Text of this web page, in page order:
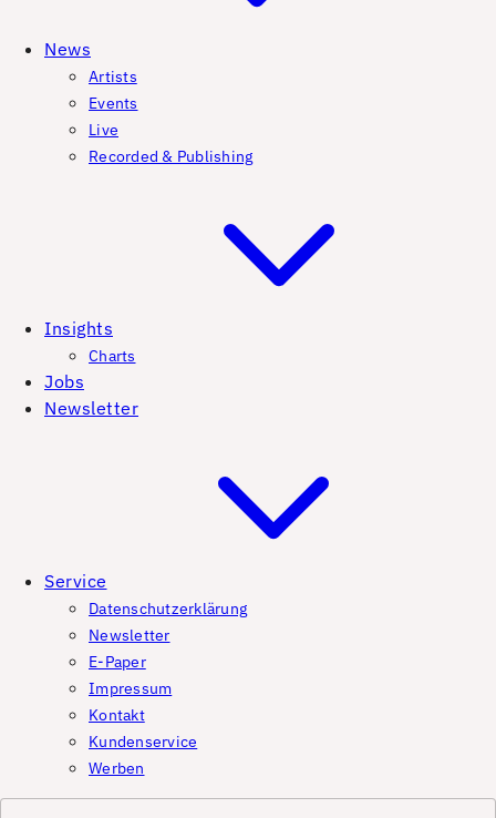
News
Artists
Events
Live
Recorded & Publishing
Insights
Charts
Jobs
Newsletter
Service
Datenschutzerklärung
Newsletter
E-Paper
Impressum
Kontakt
Kundenservice
Werben